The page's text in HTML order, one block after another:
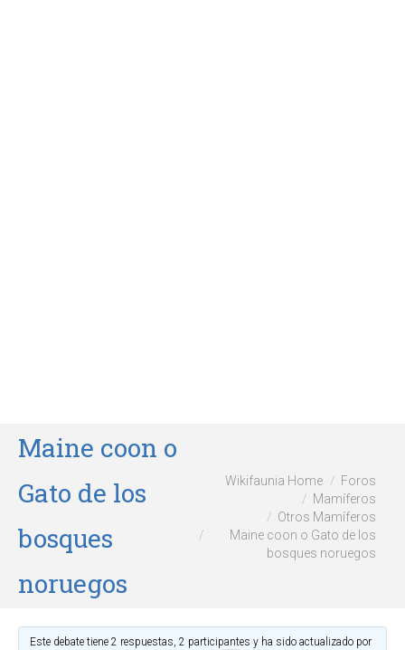
Maine coon o
Gato de los
bosques
noruegos
Wikifaunia Home
Foros
Mamíferos
Otros Mamíferos
Maine coon o Gato de los
bosques noruegos
Este debate tiene 2 respuestas, 2 participantes y ha sido actualizado por